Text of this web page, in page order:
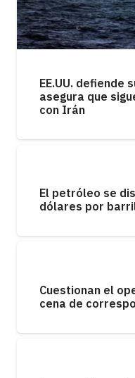
EE.UU. defiende
asegura que
con Irán
El petróleo se
dólares por
Cuestionan el
cena de